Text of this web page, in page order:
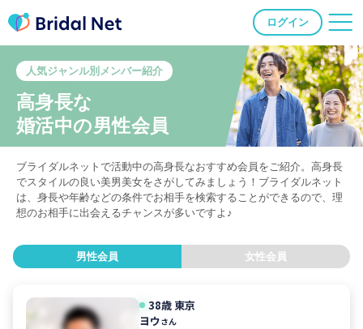
ログイン
人気ジャンル別メンバー紹介
高身長な
婚活中の男性会員
ブライダルネットで活動中の高身長なおすすめ会員をご紹介。高身長
でスタイルの良い美男美女をさがしてみましょう！ブライダルネット
は、身長や年齢などの条件でお相手を検索することができるので、理
想のお相手に出会えるチャンスが多いですよ♪
男性会員 女性会員
38歳 東京
ヨウさん